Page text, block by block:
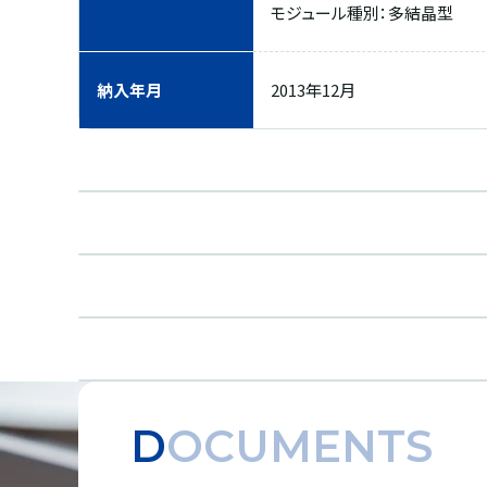
モジュール種別：多結晶型
納入年月 2013年12月
DOCUMENTS